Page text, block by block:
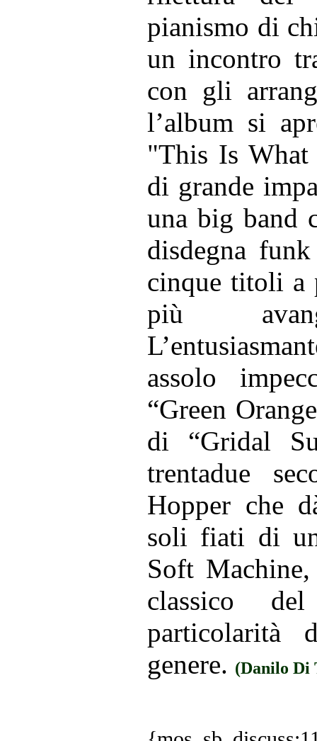
pianismo di
un incontro
con gli
l’album si
"This Is What
di grande
una big band
disdegna
cinque titoli a
più
assolo
“Green
di “Gridal
trentadue
Hopper che
soli fiati di
Soft
classico
particolarità
genere. (Danilo Di